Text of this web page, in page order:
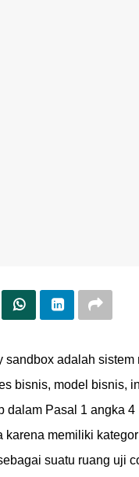
sandbox adalah
bisnis, model bisnis,
dalam Pasal 1 angka
karena memiliki
suatu ruang uji